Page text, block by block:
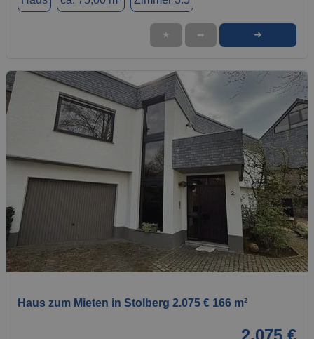
★ ➦ ➜
1 / 1
Haus zum Mieten in Stolberg 2.075 € 166 m²
2.075 €